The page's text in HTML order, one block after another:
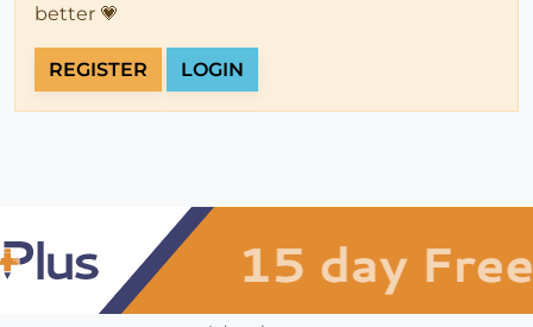
better 💗
REGISTER LOGIN